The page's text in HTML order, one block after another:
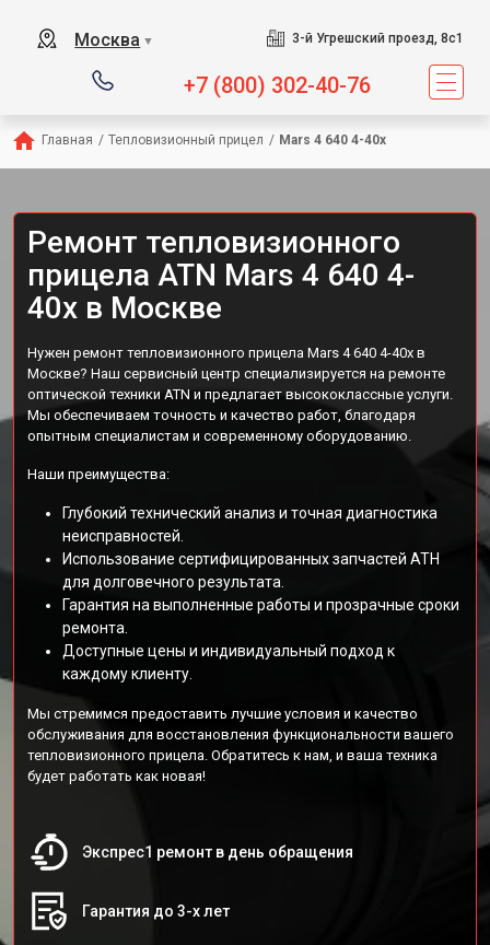
Москва ▼ 3-й Угрешский проезд, 8с1
+7 (800) 302-40-76
Главная / Тепловизионный прицел / Mars 4 640 4-40х
Ремонт тепловизионного
прицела ATN Mars 4 640 4-
40х в Москве
Нужен ремонт тепловизионного прицела Mars 4 640 4-40х в
Москве? Наш сервисный центр специализируется на ремонте
оптической техники ATN и предлагает высококлассные услуги.
Мы обеспечиваем точность и качество работ, благодаря
опытным специалистам и современному оборудованию.
Наши преимущества:
Глубокий технический анализ и точная диагностика
неисправностей.
Использование сертифицированных запчастей АТН
для долговечного результата.
Гарантия на выполненные работы и прозрачные сроки
ремонта.
Доступные цены и индивидуальный подход к
каждому клиенту.
Мы стремимся предоставить лучшие условия и качество
обслуживания для восстановления функциональности вашего
тепловизионного прицела. Обратитесь к нам, и ваша техника
будет работать как новая!
Экспрес1 ремонт в день обращения
Гарантия до 3-х лет